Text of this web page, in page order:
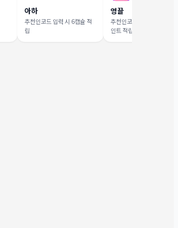
아하
추천인코드 입력 시 6캡슐 적
립
영끌
추천인코드 입력 시 1,000 포
인트 적립